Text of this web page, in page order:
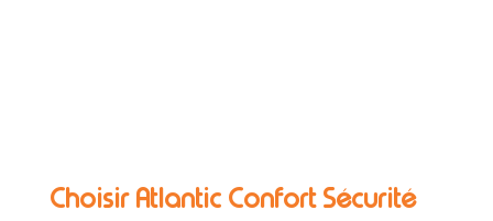
Choisir Atlantic Confort Sécurité